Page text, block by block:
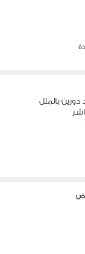
حديد دورين بالملل